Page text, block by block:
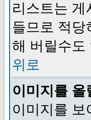
리스트는 게
들므로 적당
해 버릴수도
위로
이미지를 올
이미지를 보